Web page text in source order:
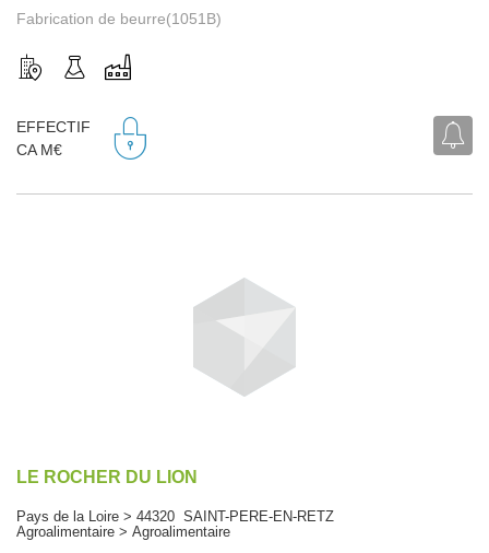
Fabrication de beurre(1051B)
EFFECTIF
CA M€
LE ROCHER DU LION
Pays de la Loire > 44320 SAINT-PERE-EN-RETZ
Agroalimentaire > Agroalimentaire